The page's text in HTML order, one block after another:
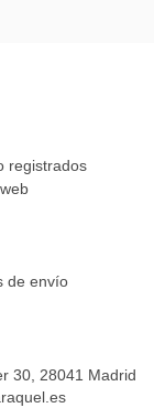
registrados
de envío
30, 28041 Madrid